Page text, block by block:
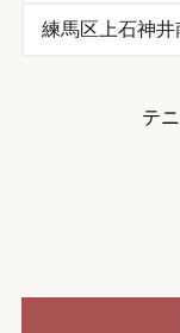
練馬区上石神
テ